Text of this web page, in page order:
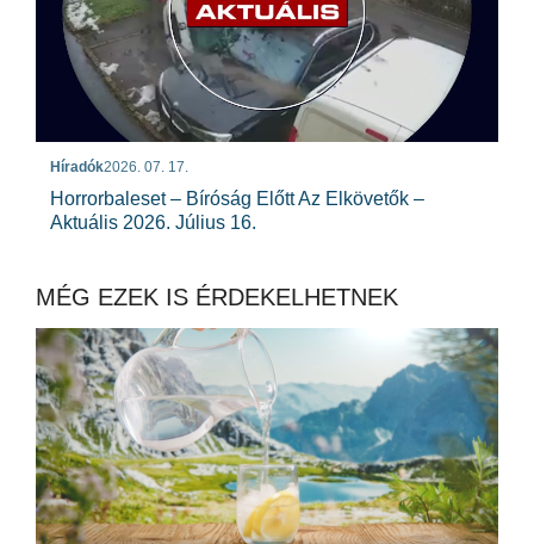
Híradók2026. 07. 17.
Horrorbaleset – Bíróság Előtt Az Elkövetők –
Aktuális 2026. Július 16.
MÉG EZEK IS ÉRDEKELHETNEK